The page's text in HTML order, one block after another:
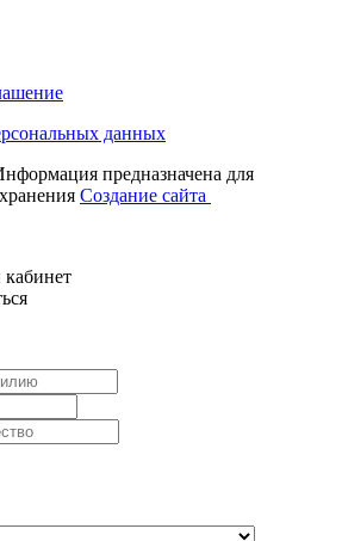
данных
предназначена для
Создание сайта